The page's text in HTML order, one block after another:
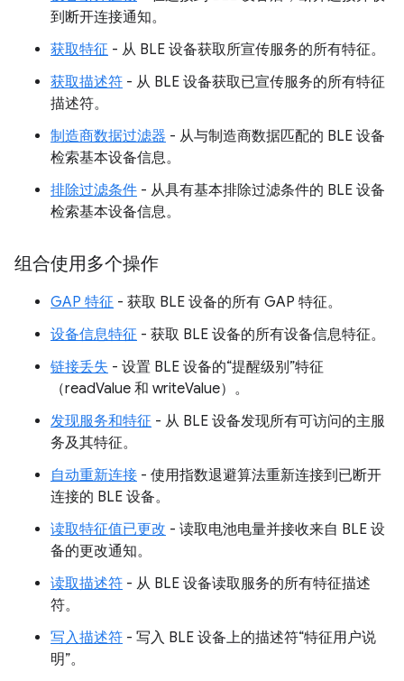
到断开连接通知。
获取特征 - 从 BLE 设备获取所宣传服务的所有特征。
获取描述符 - 从 BLE 设备获取已宣传服务的所有特征
描述符。
制造商数据过滤器 - 从与制造商数据匹配的 BLE 设备
检索基本设备信息。
排除过滤条件 - 从具有基本排除过滤条件的 BLE 设备
检索基本设备信息。
组合使用多个操作
GAP 特征 - 获取 BLE 设备的所有 GAP 特征。
设备信息特征 - 获取 BLE 设备的所有设备信息特征。
链接丢失 - 设置 BLE 设备的“提醒级别”特征
（readValue 和 writeValue）。
发现服务和特征 - 从 BLE 设备发现所有可访问的主服
务及其特征。
自动重新连接 - 使用指数退避算法重新连接到已断开
连接的 BLE 设备。
读取特征值已更改 - 读取电池电量并接收来自 BLE 设
备的更改通知。
读取描述符 - 从 BLE 设备读取服务的所有特征描述
符。
写入描述符 - 写入 BLE 设备上的描述符“特征用户说
明”。